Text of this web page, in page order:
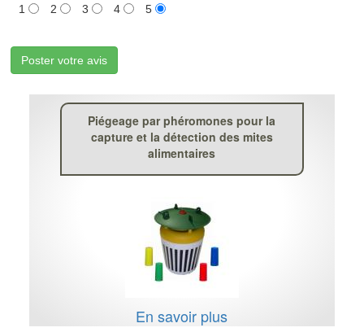
1 2 3 4 5
Poster votre avis
Piégeage par phéromones pour la
capture et la détection des mites
alimentaires
En savoir plus